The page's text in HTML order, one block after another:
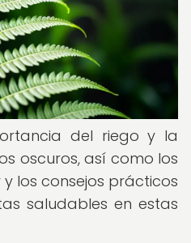
del riego y la
oscuros, así como los
los consejos prácticos
saludables en estas